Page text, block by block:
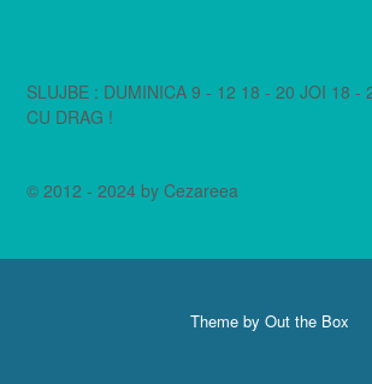
SLUJBE : DUMINICA 9 - 12 18 - 20 JOI 18 -
CU DRAG !
© 2012 - 2024 by Cezareea
Theme by Out the Box